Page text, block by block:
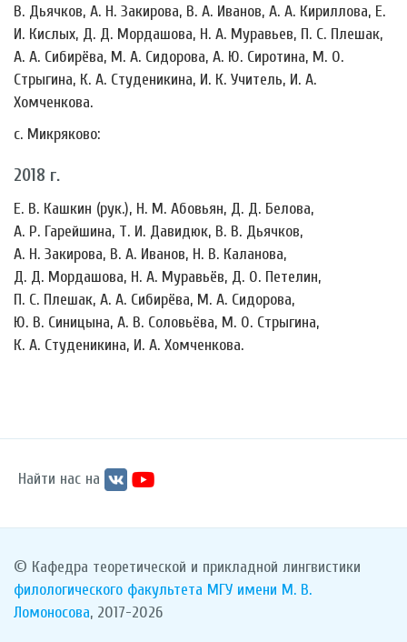
В. Дьячков, А. Н. Закирова, В. А. Иванов, А. А. Кириллова, Е.
И. Кислых, Д. Д. Мордашова, Н. А. Муравьев, П. С. Плешак,
А. А. Сибирёва, М. А. Сидорова, А. Ю. Сиротина, М. О.
Стрыгина, К. А. Студеникина, И. К. Учитель, И. А.
Хомченкова.
с. Микряково:
2018 г.
Е. В. Кашкин (рук.), Н. М. Абовьян, Д. Д. Белова,
А. Р. Гарейшина, Т. И. Давидюк, В. В. Дьячков,
А. Н. Закирова, В. А. Иванов, Н. В. Каланова,
Д. Д. Мордашова, Н. А. Муравьёв, Д. О. Петелин,
П. С. Плешак, А. А. Сибирёва, М. А. Сидорова,
Ю. В. Синицына, А. В. Соловьёва, М. О. Стрыгина,
К. А. Студеникина, И. А. Хомченкова.
Найти нас на
© Кафедра теоретической и прикладной лингвистики
филологического факультета МГУ имени М. В.
Ломоносова, 2017-2026